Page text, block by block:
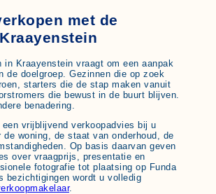
met de
in Kraayenstein vraagt om een aanpak
de doelgroep. Gezinnen die op zoek
starters die de stap maken vanuit
die bewust in de buurt blijven.
benadering.
vrijblijvend verkoopadvies bij u
woning, de staat van onderhoud, de
Op basis daarvan geven
over vraagprijs, presentatie en
fotografie tot plaatsing op Funda
bezichtigingen wordt u volledig
.